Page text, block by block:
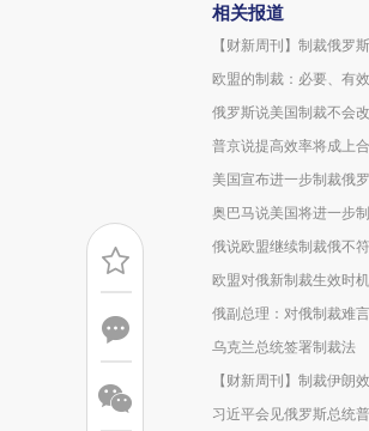
相关报道
【财新周刊】制裁俄罗斯
欧盟的制裁：必要、有
俄罗斯说美国制裁不会
普京说提高效率将成上
美国宣布进一步制裁俄
奥巴马说美国将进一步
俄说欧盟继续制裁俄不
欧盟对俄新制裁生效时
俄副总理：对俄制裁难
乌克兰总统签署制裁法
【财新周刊】制裁伊朗
习近平会见俄罗斯总统